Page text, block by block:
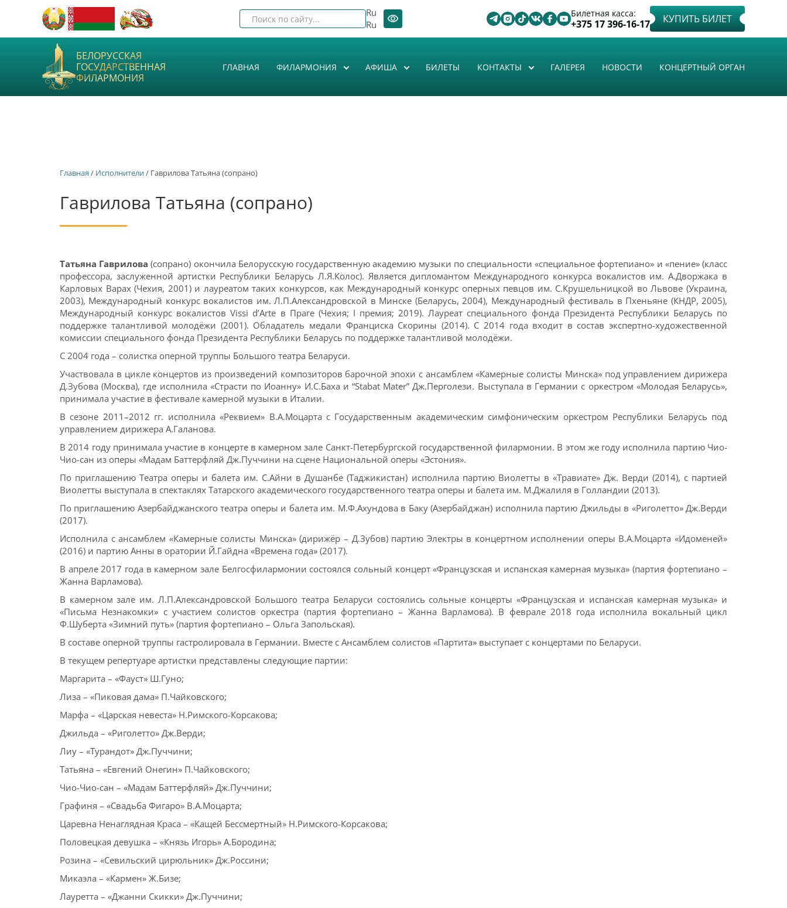
Билетная касса:
+375 17 396-16-17 КУПИТЬ БИЛЕТ
Ru
Ru
БЕЛОРУССКАЯ
ГОСУДАРСТВЕННАЯ
ФИЛАРМОНИЯ
ГЛАВНАЯ ФИЛАРМОНИЯ АФИША БИЛЕТЫ КОНТАКТЫ ГАЛЕРЕЯ НОВОСТИ КОНЦЕРТНЫЙ ОРГАН
Главная / Исполнители/ Гаврилова Татьяна (сопрано)
Гаврилова Татьяна (сопрано)
Татьяна Гаврилова(сопрано) окончила Белорусскую государственную академию музыки по специальности «специальное фортепиано» и «пение» (класс
профессора, заслуженной артистки Республики Беларусь Л.Я.Колос). Является дипломантом Международного конкурса вокалистов им. А.Дворжака в
Карловых Варах (Чехия, 2001) и лауреатом таких конкурсов, как Международный конкурс оперных певцов им. С.Крушельницкой во Львове (Украина,
2003), Международный конкурс вокалистов им. Л.П.Александровской в Минске (Беларусь, 2004), Международный фестиваль в Пхеньяне (КНДР, 2005),
Международный конкурс вокалистов Vissi d’Аrte в Праге (Чехия; I премия; 2019). Лауреат специального фонда Президента Республики Беларусь по
поддержке талантливой молодёжи (2001). Обладатель медали Франциска Скорины (2014). С 2014 года входит в состав экспертно-художественной
комиссии специального фонда Президента Республики Беларусь по поддержке талантливой молодёжи.
С 2004 года – солистка оперной труппы Большого театра Беларуси.
Участвовала в цикле концертов из произведений композиторов барочной эпохи с ансамблем «Камерные солисты Минска» под управлением дирижера
Д.Зубова (Москва), где исполнила «Страсти по Иоанну» И.С.Баха и “Stabat Mater” Дж.Перголези. Выступала в Германии с оркестром «Молодая Беларусь»,
принимала участие в фестивале камерной музыки в Италии.
В сезоне 2011–2012 гг. исполнила «Реквием» В.А.Моцарта с Государственным академическим симфоническим оркестром Республики Беларусь под
управлением дирижера А.Галанова.
В 2014 году принимала участие в концерте в камерном зале Санкт-Петербургской государственной филармонии. В этом же году исполнила партию Чио-
Чио-сан из оперы «Мадам Баттерфляй Дж.Пуччини на сцене Национальной оперы «Эстония».
По приглашению Театра оперы и балета им. С.Айни в Душанбе (Таджикистан) исполнила партию Виолетты в «Травиате» Дж. Верди (2014), с партией
Виолетты выступала в спектаклях Татарского академического государственного театра оперы и балета им. М.Джалиля в Голландии (2013).
По приглашению Азербайджанского театра оперы и балета им. М.Ф.Ахундова в Баку (Азербайджан) исполнила партию Джильды в «Риголетто» Дж.Верди
(2017).
Исполнила с ансамблем «Камерные солисты Минска» (дирижёр – Д.Зубов) партию Электры в концертном исполнении оперы В.А.Моцарта «Идоменей»
(2016) и партию Анны в оратории Й.Гайдна «Времена года» (2017).
В апреле 2017 года в камерном зале Белгосфилармонии состоялся сольный концерт «Французская и испанская камерная музыка» (партия фортепиано –
Жанна Варламова).
В камерном зале им. Л.П.Александровской Большого театра Беларуси состоялись сольные концерты «Французская и испанская камерная музыка» и
«Письма Незнакомки» с участием солистов оркестра (партия фортепиано – Жанна Варламова). В феврале 2018 года исполнила вокальный цикл
Ф.Шуберта «Зимний путь» (партия фортепиано – Ольга Запольская).
В составе оперной труппы гастролировала в Германии. Вместе с Ансамблем солистов «Партита» выступает с концертами по Беларуси.
В текущем репертуаре артистки представлены следующие партии:
Маргарита – «Фауст» Ш.Гуно;
Лиза – «Пиковая дама» П.Чайковского;
Mарфа – «Царская невеста» Н.Римского-Корсакова;
Джильда – «Риголетто» Дж.Верди;
Лиу – «Турандот» Дж.Пуччини;
Татьяна – «Евгений Онегин» П.Чайковского;
Чио-Чио-сан – «Мадам Баттерфляй» Дж.Пуччини;
Графиня – «Свадьба Фигаро» В.А.Моцарта;
Царевна Ненаглядная Краса – «Кащей Бессмертный» Н.Римского-Корсакова;
Половецкая девушка – «Князь Игорь» А.Бородина;
Розина – «Севильский цирюльник» Дж.Россини;
Микаэла – «Кармен» Ж.Бизе;
Лауретта – «Джанни Скикки» Дж.Пуччини;